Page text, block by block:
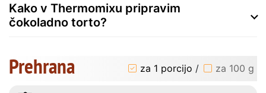
Kako v Thermomixu pripravim
čokoladno torto?
Prehrana za 1 porcijo / za 100 g